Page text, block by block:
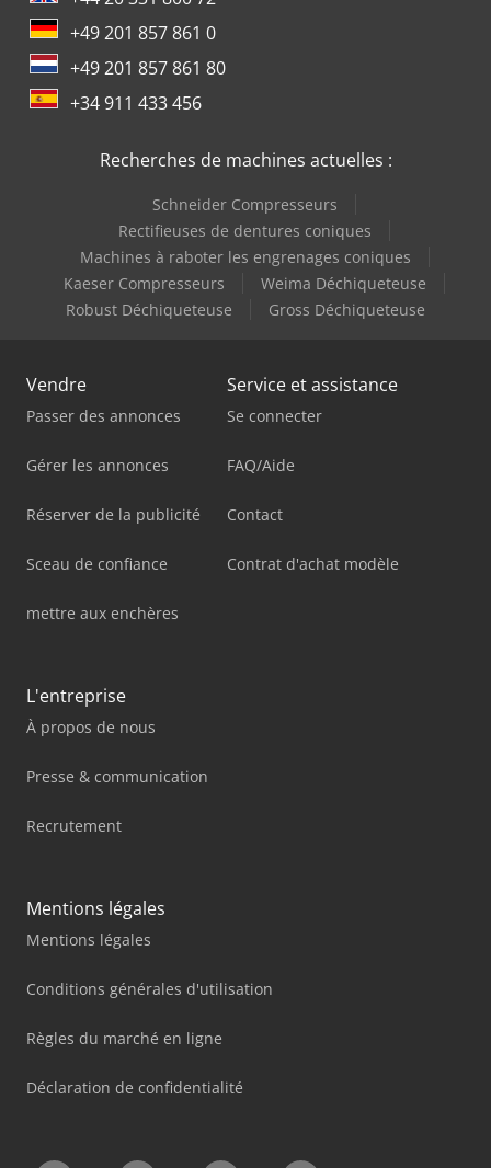
+49 201 857 861 0
+49 201 857 861 80
+34 911 433 456
Recherches de machines actuelles :
Schneider Compresseurs
Rectifieuses de dentures coniques
Machines à raboter les engrenages coniques
Kaeser Compresseurs
Weima Déchiqueteuse
Robust Déchiqueteuse
Gross Déchiqueteuse
Vendre
Passer des annonces
Gérer les annonces
Réserver de la publicité
Sceau de confiance
mettre aux enchères
Service et assistance
Se connecter
FAQ/Aide
Contact
Contrat d'achat modèle
L'entreprise
À propos de nous
Presse & communication
Recrutement
Mentions légales
Mentions légales
Conditions générales d'utilisation
Règles du marché en ligne
Déclaration de confidentialité